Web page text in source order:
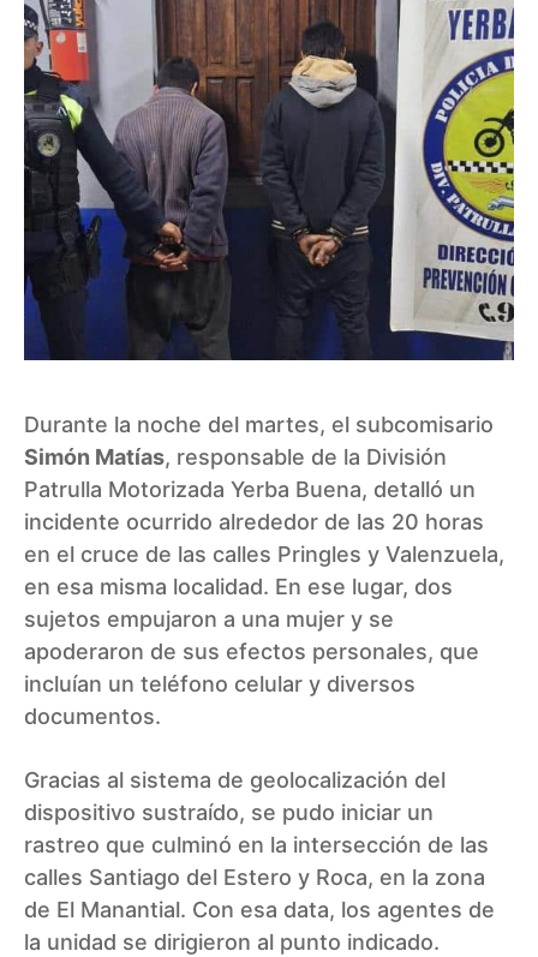
Durante la noche del martes, el subcomisario
Simón Matías, responsable de la División
Patrulla Motorizada Yerba Buena, detalló un
incidente ocurrido alrededor de las 20 horas
en el cruce de las calles Pringles y Valenzuela,
en esa misma localidad. En ese lugar, dos
sujetos empujaron a una mujer y se
apoderaron de sus efectos personales, que
incluían un teléfono celular y diversos
documentos.
Gracias al sistema de geolocalización del
dispositivo sustraído, se pudo iniciar un
rastreo que culminó en la intersección de las
calles Santiago del Estero y Roca, en la zona
de El Manantial. Con esa data, los agentes de
la unidad se dirigieron al punto indicado.